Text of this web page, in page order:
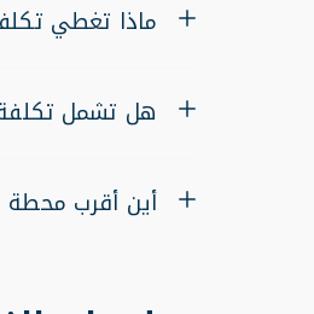
ماذا تغطي
هل تشمل تكلفة
أين أقرب محطة